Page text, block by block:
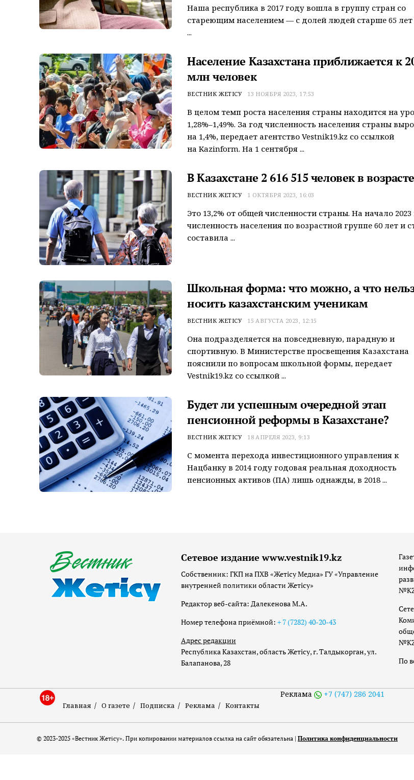
Наша республика в 2017 году вошла в группу стран со
стареющим населением — с долей людей старше 65 лет
...
Население Казахстана приближается к
млн человек
ВЕСТНИК ЖЕТІСУ 13 НОЯБРЯ 2023, 17:53
В целом темп роста населения страны находится на
1,28%–1,49%. За год численность населения страны
на 1,4%, передает агентство Vestnik19.kz со ссылкой
на Kazinform. На 1 сентября ...
В Казахстане 2 616 515 человек в
ВЕСТНИК ЖЕТІСУ 1 ОКТЯБРЯ 2023, 16:03
Это 13,2% от общей численности страны. На начало 2023
численность населения по возрастной группе 60 лет и
составила ...
Школьная форма: что можно, а что
носить казахстанским ученикам
ВЕСТНИК ЖЕТІСУ 15 АВГУСТА 2023, 12:15
Она подразделяется на повседневную, парадную и
спортивную. В Министерстве просвещения Казахстана
пояснили по вопросам школьной формы, передает
Vestnik19.kz со ссылкой ...
Будет ли успешным очередной этап
пенсионной реформы в Казахстане?
ВЕСТНИК ЖЕТІСУ 18 АПРЕЛЯ 2023, 9:13
С момента перехода инвестиционного управления к
Нацбанку в 2014 году годовая реальная доходность
пенсионных активов (ПА) лишь однажды, в 2018 ...
Сетевое издание www.vestnik19.kz
Собственник: ГКП на ПХВ «Жетісу Медиа» ГУ «Управление
внутренней политики области Жетісу»
Редактор веб-сайта: Далекенова М.А.
Номер телефона приёмной: + 7 (7282) 40-20-43
Адрес редакции
Республика Казахстан, область Жетісу, г. Талдыкорган, ул.
Балапанова, 28
По
Главная О газете Подписка Реклама Контакты
Реклама +7 (747) 286 2041
© 2023-2025 «Вестник Жетісу». При копировании материалов ссылка на сайт обязательна | Политика конфиденциальности